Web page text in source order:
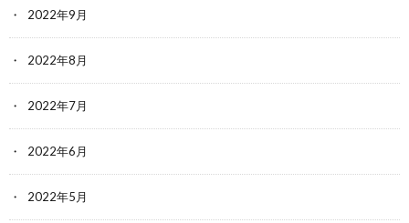
2022年9月
2022年8月
2022年7月
2022年6月
2022年5月